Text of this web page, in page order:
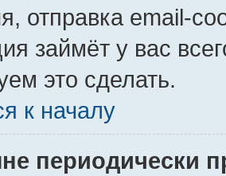
отправка email-
займёт у вас
это сделать.
к началу
периодически